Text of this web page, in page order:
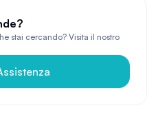
stai cercando? Visita il nostro